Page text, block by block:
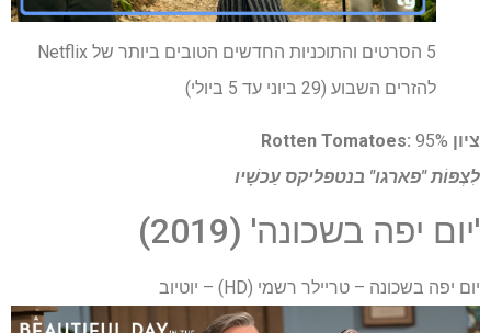
5 הסרטים והתוכניות החדשים הטובים ביותר של Netflix
להזרים השבוע (29 ביוני עד 5 ביולי)
ציון Rotten Tomatoes: 95%
לִצְפּוֹת"פארגו" בנטפליקס עַכשָׁיו
'יום יפה בשכונה' (2019)
יום יפה בשכונה – טריילר רשמי (HD) – יוטיוב